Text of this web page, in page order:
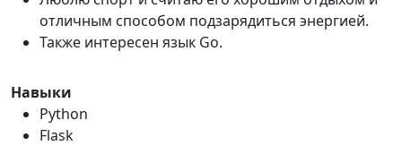
отличным способом подзарядиться энергией.
Также интересен язык Go.
Навыки
Python
Flask